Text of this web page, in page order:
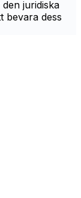
juridiska
bevara dess